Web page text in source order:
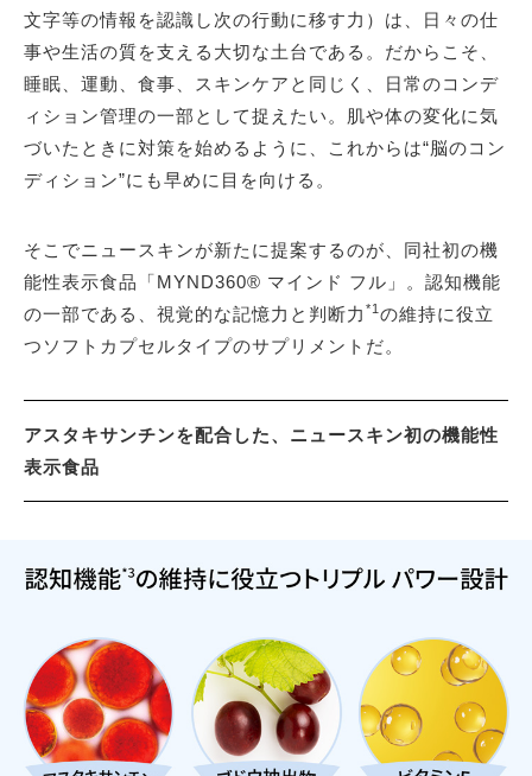
文字等の情報を認識し次の行動に移す力）は、日々の仕
事や生活の質を支える大切な土台である。だからこそ、
睡眠、運動、食事、スキンケアと同じく、日常のコンデ
ィション管理の一部として捉えたい。肌や体の変化に気
づいたときに対策を始めるように、これからは“脳のコン
ディション”にも早めに目を向ける。
そこでニュースキンが新たに提案するのが、同社初の機
能性表示食品「MYND360® マインド フル」。認知機能
の一部である、視覚的な記憶力と判断力 *1 の維持に役立
つソフトカプセルタイプのサプリメントだ。
アスタキサンチンを配合した、ニュースキン初の機能性
表示食品